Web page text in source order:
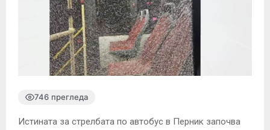
746 прегледа
Истината за стрелбата по автобус в Перник започва